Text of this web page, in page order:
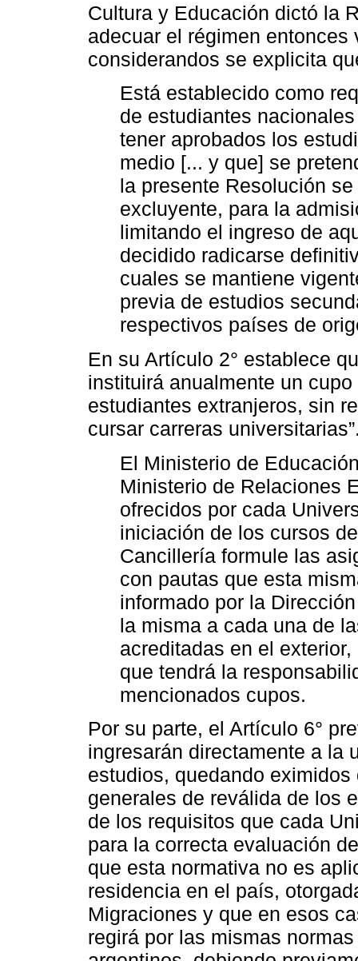
Cultura y Educación dictó la
adecuar el régimen
considerandos se explicita
Está establecido como
de estudiantes
tener aprobados los
medio [... y que] se
la presente Resolución
excluyente, para la
limitando el ingreso de
decidido radicarse
cuales se mantiene
previa de estudios
respectivos países de
En su Artículo 2° establece
instituirá anualmente un
estudiantes extranjeros, sin
cursar carreras
El Ministerio de
Ministerio de Relaciones
ofrecidos por cada
iniciación de los cursos
Cancillería formule las
con pautas que esta
informado por la
la misma a cada una de
acreditadas en el
que tendrá la
mencionados cupos.
Por su parte, el Artículo 6°
ingresarán directamente a la
estudios, quedando
generales de reválida de los
de los requisitos que cada
para la correcta evaluación
que esta normativa no es
residencia en el país,
Migraciones y que en esos
regirá por las mismas